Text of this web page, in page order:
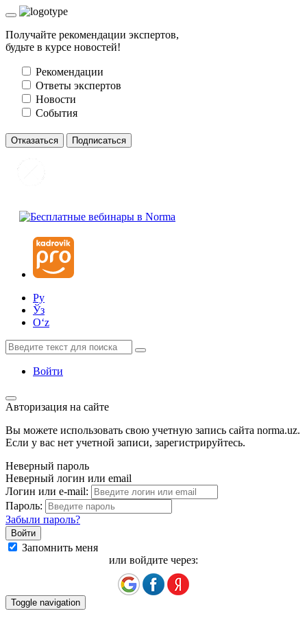
Получайте рекомендации экспертов,
будьте в курсе новостей!
Рекомендации
Ответы экспертов
Новости
События
Отказаться Подписаться
Ру
Ўз
Oʻz
Войти
Авторизация на сайте
Вы можете использовать свою учетную запись сайта norma.uz.
Если у вас нет учетной записи, зарегистрируйтесь.
Неверный пароль
Неверный логин или email
Логин или e-mail:
Пароль:
Забыли пароль?
Запомнить меня
или войдите через:
Toggle navigation